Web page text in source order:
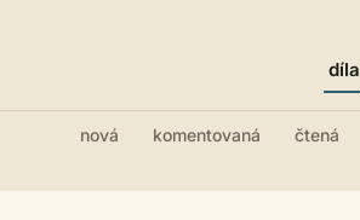
díla
nová komentovaná čtená